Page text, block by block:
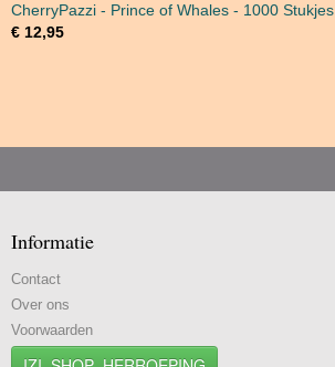
CherryPazzi - Prince of Whales - 1000 Stukjes
€ 12,95
Informatie
Contact
Over ons
Voorwaarden